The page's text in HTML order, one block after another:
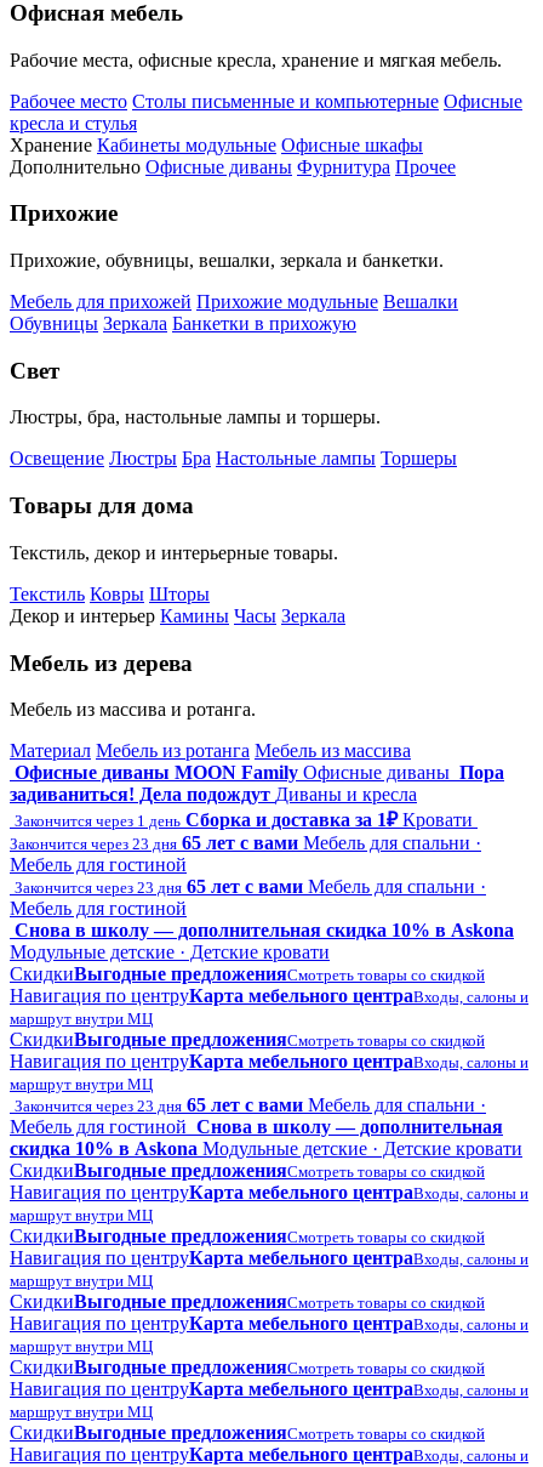
Офисная мебель
Рабочие места, офисные кресла, хранение и мягкая мебель.
Рабочее место Столы письменные и компьютерные Офисные
кресла и стулья
Хранение Кабинеты модульные Офисные шкафы
Дополнительно Офисные диваны Фурнитура Прочее
Прихожие
Прихожие, обувницы, вешалки, зеркала и банкетки.
Мебель для прихожей Прихожие модульные Вешалки
Обувницы Зеркала Банкетки в прихожую
Свет
Люстры, бра, настольные лампы и торшеры.
Освещение Люстры Бра Настольные лампы Торшеры
Товары для дома
Текстиль, декор и интерьерные товары.
Текстиль Ковры Шторы
Декор и интерьер Камины Часы Зеркала
Мебель из дерева
Мебель из массива и ротанга.
Материал Мебель из ротанга Мебель из массива
Офисные диваны MOON Family Офисные диваны Пора
задиваниться! Дела подождут Диваны и кресла
Закончится через 1 день Сборка и доставка за 1₽ Кровати
Закончится через 23 дня 65 лет с вами Мебель для спальни ·
Мебель для гостиной
Закончится через 23 дня 65 лет с вами Мебель для спальни ·
Мебель для гостиной
Снова в школу — дополнительная скидка 10% в Askona
Модульные детские · Детские кровати
СкидкиВыгодные предложенияСмотреть товары со скидкой
Навигация по центруКарта мебельного центраВходы, салоны и
маршрут внутри МЦ
СкидкиВыгодные предложенияСмотреть товары со скидкой
Навигация по центруКарта мебельного центраВходы, салоны и
маршрут внутри МЦ
Закончится через 23 дня 65 лет с вами Мебель для спальни ·
Мебель для гостиной Снова в школу — дополнительная
скидка 10% в Askona Модульные детские · Детские кровати
СкидкиВыгодные предложенияСмотреть товары со скидкой
Навигация по центруКарта мебельного центраВходы, салоны и
маршрут внутри МЦ
СкидкиВыгодные предложенияСмотреть товары со скидкой
Навигация по центруКарта мебельного центраВходы, салоны и
маршрут внутри МЦ
СкидкиВыгодные предложенияСмотреть товары со скидкой
Навигация по центруКарта мебельного центраВходы, салоны и
маршрут внутри МЦ
СкидкиВыгодные предложенияСмотреть товары со скидкой
Навигация по центруКарта мебельного центраВходы, салоны и
маршрут внутри МЦ
СкидкиВыгодные предложенияСмотреть товары со скидкой
Навигация по центруКарта мебельного центраВходы, салоны и